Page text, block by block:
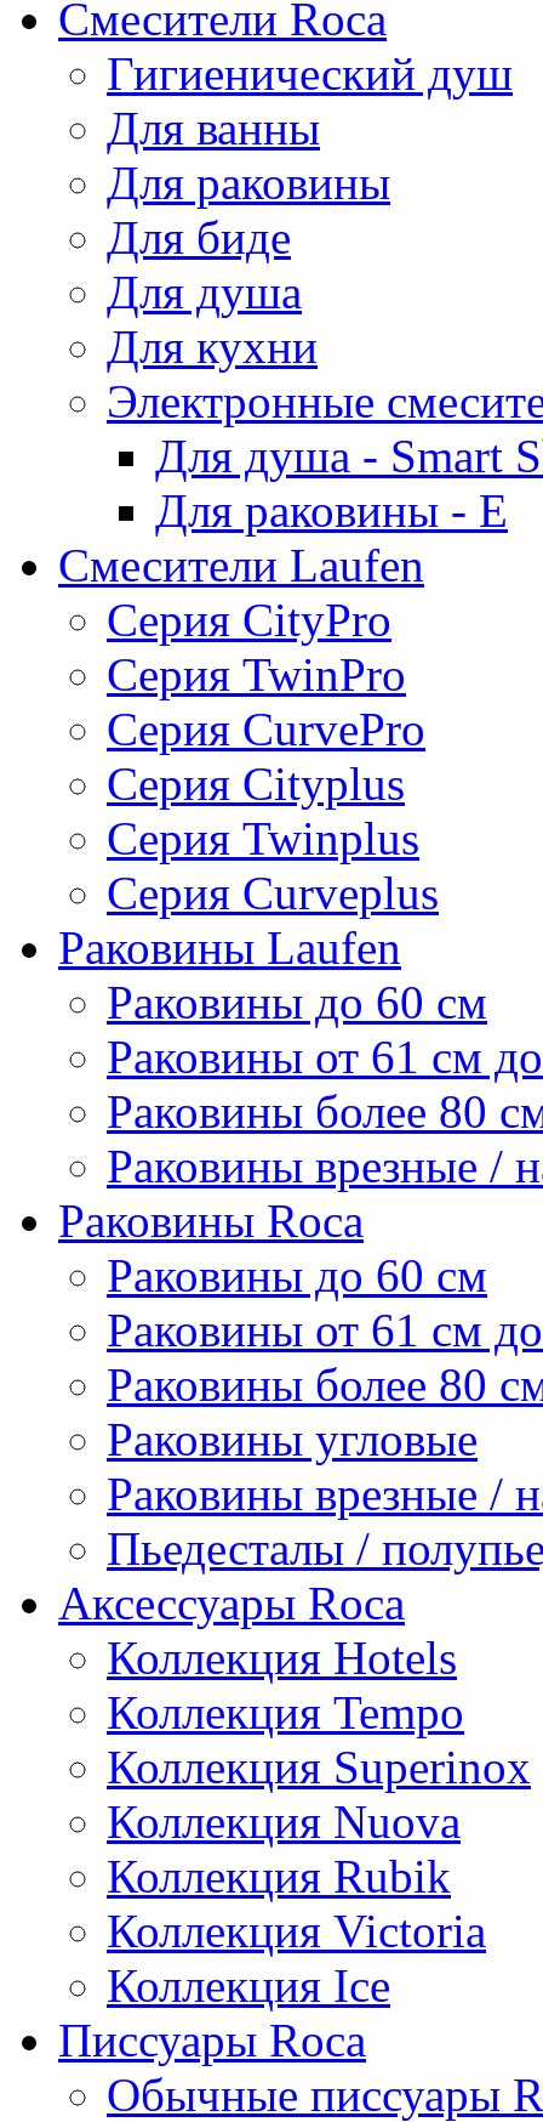
Смесители Roca
Гигиенический душ
Для ванны
Для раковины
Для биде
Для душа
Для кухни
Электронные
Для душа - Smart
Для раковины - E
Смесители Laufen
Серия CityPro
Серия TwinPro
Серия CurvePro
Серия Cityplus
Серия Twinplus
Серия Curveplus
Раковины Laufen
Раковины до 60 см
Раковины от 61 см
Раковины более 80
Раковины врезные /
Раковины Roca
Раковины до 60 см
Раковины от 61 см
Раковины более 80
Раковины угловые
Раковины врезные /
Пьедесталы /
Аксессуары Roca
Коллекция Hotels
Коллекция Tempo
Коллекция Superinox
Коллекция Nuova
Коллекция Rubik
Коллекция Victoria
Коллекция Ice
Писсуары Roca
Обычные писсуары